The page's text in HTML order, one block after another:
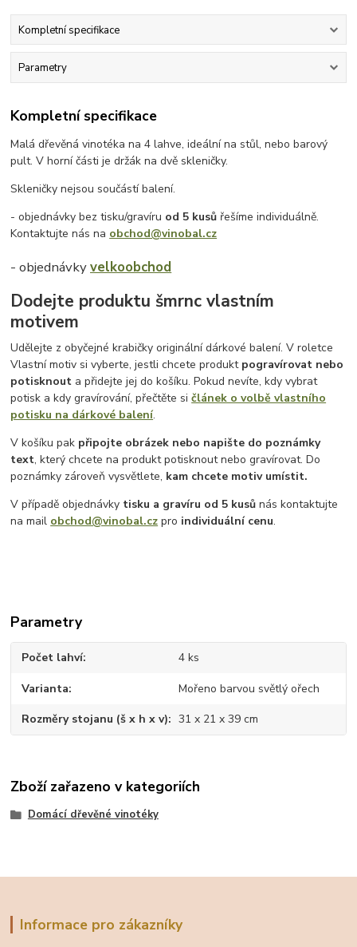
Kompletní specifikace
Parametry
Kompletní specifikace
Malá dřevěná vinotéka na 4 lahve, ideální na stůl, nebo barový
pult. V horní části je držák na dvě skleničky.
Skleničky nejsou součástí balení.
- objednávky bez tisku/gravíru od 5 kusů řešíme individuálně.
Kontaktujte nás na obchod@vinobal.cz
- objednávkyvelkoobchod
Dodejte produktu šmrnc vlastním
motivem
Udělejte z obyčejné krabičky originální dárkové balení. V roletce
Vlastní motiv si vyberte, jestli chcete produkt pogravírovat nebo
potisknout a přidejte jej do košíku. Pokud nevíte, kdy vybrat
potisk a kdy gravírování, přečtěte sičlánek o volbě vlastního
potisku na dárkové balení.
V košíku pak připojte obrázek nebo napište do poznámky
text, který chcete na produkt potisknout nebo gravírovat. Do
poznámky zároveň vysvětlete, kam chcete motiv umístit.
V případě objednávky tisku a gravíru od 5 kusů nás kontaktujte
na mail obchod@vinobal.cz pro individuální cenu.
Parametry
Počet lahví 4 ks
Varianta Mořeno barvou světlý ořech
Rozměry stojanu (š x h x v) 31 x 21 x 39 cm
Zboží zařazeno v kategoriích
Domácí dřevěné vinotéky
Informace pro zákazníky